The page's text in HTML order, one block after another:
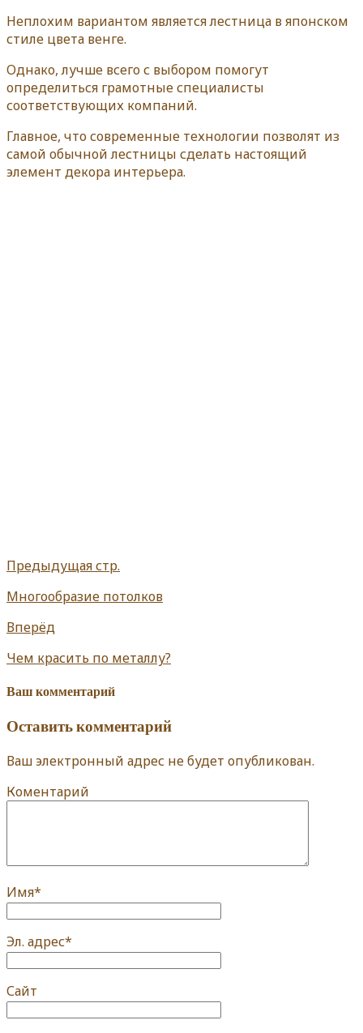
Неплохим вариантом является лестница в японском
стиле цвета венге.
Однако, лучше всего с выбором помогут
определиться грамотные специалисты
соответствующих компаний.
Главное, что современные технологии позволят из
самой обычной лестницы сделать настоящий
элемент декора интерьера.
Предыдущая стр.
Многообразие потолков
Вперёд
Чем красить по металлу?
Ваш комментарий
Оставить комментарий
Ваш электронный адрес не будет опубликован.
Коментарий
Имя*
Эл. адрес*
Сайт